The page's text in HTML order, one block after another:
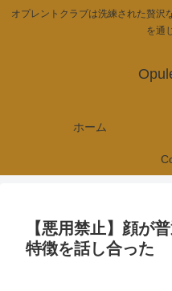
オプレントクラブは洗練された贅沢
を通
ホーム
【悪用禁止】顔が
特徴を話し合った